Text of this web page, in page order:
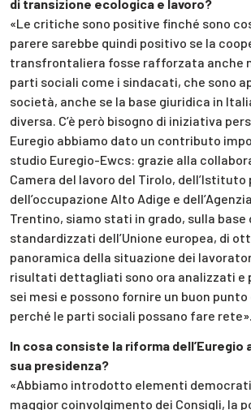
di transizione ecologica e lavoro?
«Le critiche sono positive finché sono
parere sarebbe quindi positivo se la
transfrontaliera fosse rafforzata anche
parti sociali come i sindacati, che sono
società, anche se la base giuridica in
diversa. C’è però bisogno di iniziativa
Euregio abbiamo dato un contributo
studio Euregio-Ewcs: grazie alla
Camera del lavoro del Tirolo, dell’Istituto
dell’occupazione Alto Adige e
Trentino, siamo stati in grado, sulla base
standardizzati dell’Unione europea, di
panoramica della situazione dei
risultati dettagliati sono ora analizzati e
sei mesi e possono fornire un buon
perché le parti sociali possano fare rete».
In cosa consiste la riforma
sua presidenza?
«Abbiamo introdotto elementi
maggior coinvolgimento dei Consigli, la